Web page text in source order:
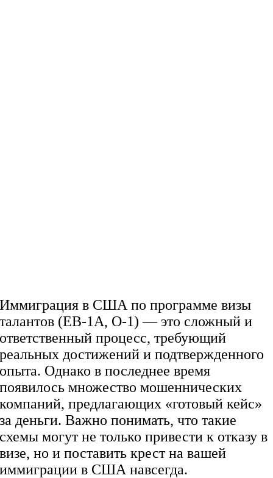
Иммиграция в США по программе визы
талантов (EB-1A, O-1) — это сложный и
ответственный процесс, требующий
реальных достижений и подтвержденного
опыта. Однако в последнее время
появилось множество мошеннических
компаний, предлагающих «готовый кейс»
за деньги. Важно понимать, что такие
схемы могут не только привести к отказу в
визе, но и поставить крест на вашей
иммиграции в США навсегда.